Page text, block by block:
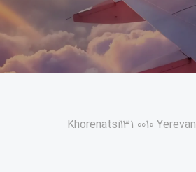
Khorenatsi131 0010 Yerevan